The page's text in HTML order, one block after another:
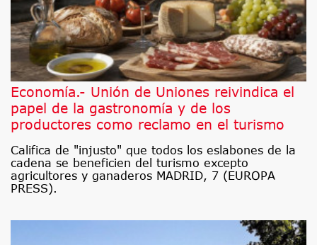
Economía.- Unión de Uniones reivindica el
papel de la gastronomía y de los
productores como reclamo en el turismo
Califica de "injusto" que todos los eslabones de la
cadena se beneficien del turismo excepto
agricultores y ganaderos MADRID, 7 (EUROPA
PRESS).